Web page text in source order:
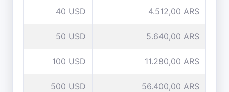
40 USD 4.512,00 ARS
50 USD 5.640,00 ARS
100 USD 11.280,00 ARS
500 USD 56.400,00 ARS